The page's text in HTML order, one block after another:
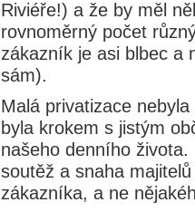
Riviéře!) a že by měl
rovnoměrný počet
zákazník je asi blbec a
sám).
Malá privatizace
byla krokem s jistým
našeho denního
soutěž a snaha
zákazníka, a ne